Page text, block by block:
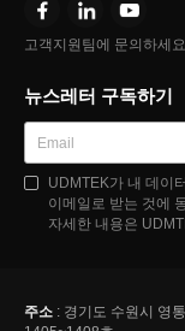
주소 : 경기도 수원시 영
고객지원팀에 문의하세요
뉴스레터 구독하기
UDMTEK가 내 데이
이메일로 받는 것에
자세한 내용은